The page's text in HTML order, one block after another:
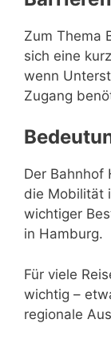
Zum Thema
sich eine
wenn
Zugang
Der Bahnhof
die Mobilität
wichtiger
in Hamburg.
Für viele
wichtig –
regionale